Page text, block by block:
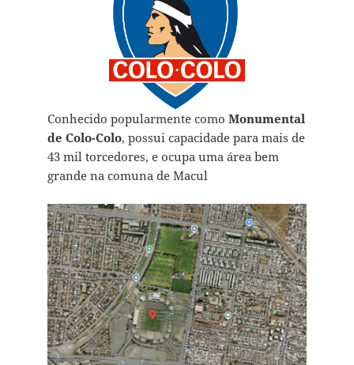
Conhecido popularmente como Monumental
de Colo-Colo, possui capacidade para mais de
43 mil torcedores, e ocupa uma área bem
grande na comuna de Macul